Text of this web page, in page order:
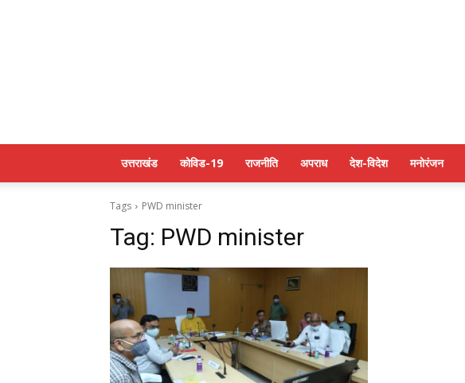
उत्तराखंड कोविड-19 राजनीति अपराध देश-विदेश मनोरंजन
Tags PWD minister
Tag: PWD minister